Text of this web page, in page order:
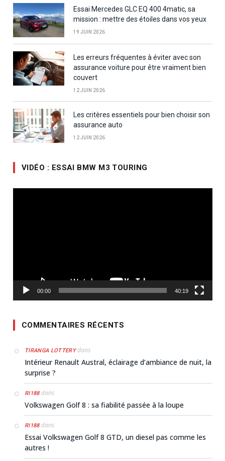
Essai Mercedes GLC EQ 400 4matic, sa
mission : mettre des étoiles dans vos yeux
19 JUIN 2026
Les erreurs fréquentes à éviter avec son
assurance voiture pour être vraiment bien
couvert
12 JUIN 2026
Les critères essentiels pour bien choisir son
assurance auto
12 JUIN 2026
VIDÉO : ESSAI BMW M3 TOURING
00:00 40:19
COMMENTAIRES RÉCENTS
TIRANGA LOTTERYdans
Intérieur Renault Austral, éclairage d’ambiance de nuit, la
surprise ?
RI188dans
Volkswagen Golf 8 : sa fiabilité passée à la loupe
RI188dans
Essai Volkswagen Golf 8 GTD, un diesel pas comme les
autres !